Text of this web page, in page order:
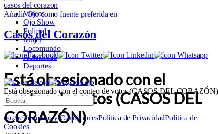
Videos
Ojo Show
Policial
Mujer
Locomundo
Actualidad
Deportes
Está obsesionado con el conteo de votos (CASOS DEL CORAZÓN)
ojo.peTérminos y CondicionesPolítica de PrivacidadPolítica de
Cookies
casos del corazon
AñadirOjocomo fuente preferida en
Casos del Corazón
Está obsesionado con el
conteo de votos (CASOS DEL
CORAZÓN)